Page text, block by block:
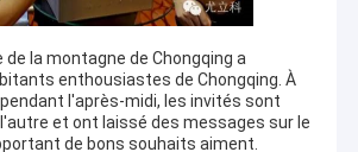
de bâti de mur
électrique
de MCB
de la montagne de Chongqing a
enthousiastes de Chongqing. À
l'après-midi, les invités sont
et ont laissé des messages sur le
de bons souhaits aiment.
grand intérêt de coopérer avec nos
à long terme et stables.